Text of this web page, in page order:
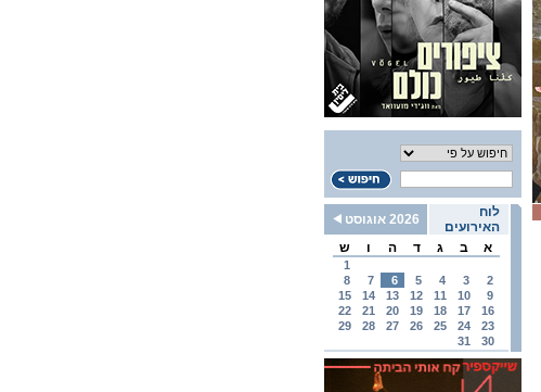
לוח
האירועים
2026 אוגוסט
א
ב ג ד ה ו ש
1
2
3
4
5
6
7
8
9
10
11
12
13
14
15
16
17
18
19
20
21
22
23
24
25
26
27
28
29
30
31